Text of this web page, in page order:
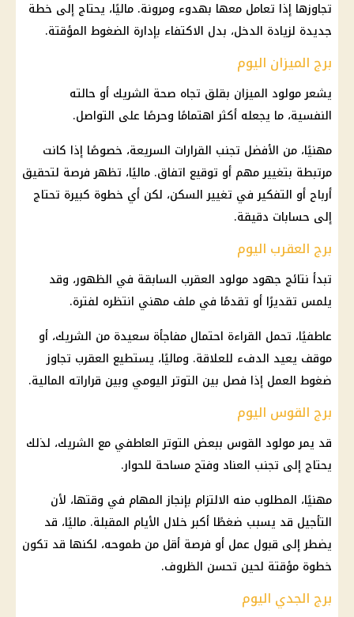
تجاوزها إذا تعامل معها بهدوء ومرونة. ماليًا، يحتاج إلى خطة
جديدة لزيادة الدخل، بدل الاكتفاء بإدارة الضغوط المؤقتة.
برج الميزان اليوم
يشعر مولود الميزان بقلق تجاه صحة الشريك أو حالته
النفسية، ما يجعله أكثر اهتمامًا وحرصًا على التواصل.
مهنيًا، من الأفضل تجنب القرارات السريعة، خصوصًا إذا كانت
مرتبطة بتغيير مهم أو توقيع اتفاق. ماليًا، تظهر فرصة لتحقيق
أرباح أو التفكير في تغيير السكن، لكن أي خطوة كبيرة تحتاج
إلى حسابات دقيقة.
برج العقرب اليوم
تبدأ نتائج جهود مولود العقرب السابقة في الظهور، وقد
يلمس تقديرًا أو تقدمًا في ملف مهني انتظره لفترة.
عاطفيًا، تحمل القراءة احتمال مفاجأة سعيدة من الشريك، أو
موقف يعيد الدفء للعلاقة. وماليًا، يستطيع العقرب تجاوز
ضغوط العمل إذا فصل بين التوتر اليومي وبين قراراته المالية.
برج القوس اليوم
قد يمر مولود القوس ببعض التوتر العاطفي مع الشريك، لذلك
يحتاج إلى تجنب العناد وفتح مساحة للحوار.
مهنيًا، المطلوب منه الالتزام بإنجاز المهام في وقتها، لأن
التأجيل قد يسبب ضغطًا أكبر خلال الأيام المقبلة. ماليًا، قد
يضطر إلى قبول عمل أو فرصة أقل من طموحه، لكنها قد تكون
خطوة مؤقتة لحين تحسن الظروف.
برج الجدي اليوم